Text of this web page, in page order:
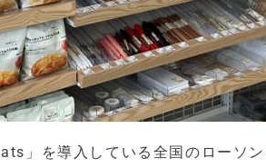
」を導入している全国のローソ